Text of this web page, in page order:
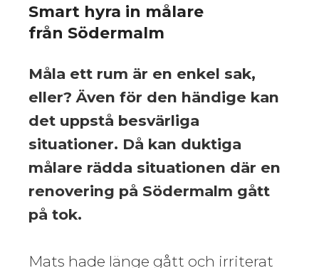
Smart hyra in målare
från Södermalm
Måla ett rum är en enkel sak,
eller? Även för den händige kan
det uppstå besvärliga
situationer. Då kan duktiga
målare rädda situationen där en
renovering på Södermalm gått
på tok.
Mats hade länge gått och irriterat